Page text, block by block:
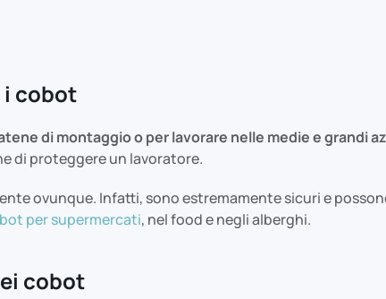
i cobot
di montaggio o per lavorare nelle medie e grandi
di proteggere un lavoratore.
ovunque. Infatti, sono estremamente sicuri e
per supermercati, nel food e negli alberghi.
cobot